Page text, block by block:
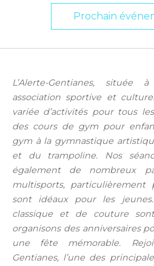
Prochain
L’Alerte-Gentianes, située
association sportive et
variée d’activités pour tous
des cours de gym pour
gym à la gymnastique
et du trampoline. Nos
également de nombreux
multisports, particulièrement
sont idéaux pour les
classique et de couture
organisons des anniversaires
une fête mémorable.
Gentianes, l’une des